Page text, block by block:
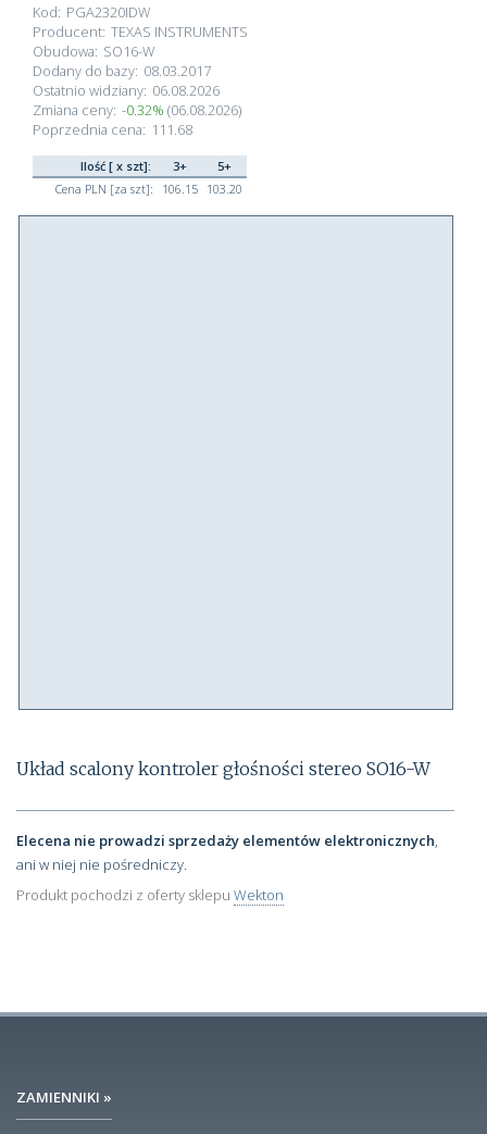
Kod: PGA2320IDW
Producent: TEXAS INSTRUMENTS
Obudowa: SO16-W
Dodany do bazy: 08.03.2017
Ostatnio widziany: 06.08.2026
Zmiana ceny: -0.32% (06.08.2026)
Poprzednia cena: 111.68
Ilość [ x szt]: 3+
5+
Cena PLN [za szt]:
106.15 103.20
Układ scalony kontroler głośności stereo SO16-W
Elecena nie prowadzi sprzedaży elementów elektronicznych,
ani w niej nie pośredniczy.
Produkt pochodzi z oferty sklepu Wekton
ZAMIENNIKI »